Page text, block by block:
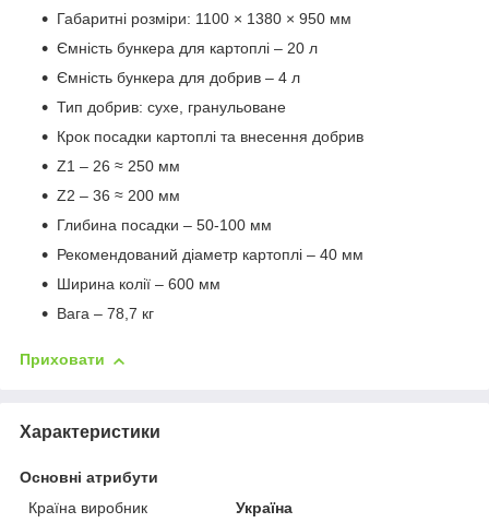
Габаритні розміри: 1100 × 1380 × 950 мм
Ємність бункера для картоплі – 20 л
Ємність бункера для добрив – 4 л
Тип добрив: сухе, гранульоване
Крок посадки картоплі та внесення добрив
Z1 – 26 ≈ 250 мм
Z2 – 36 ≈ 200 мм
Глибина посадки – 50-100 мм
Рекомендований діаметр картоплі – 40 мм
Ширина колії – 600 мм
Вага – 78,7 кг
Приховати
Характеристики
Основні атрибути
Країна виробник
Україна